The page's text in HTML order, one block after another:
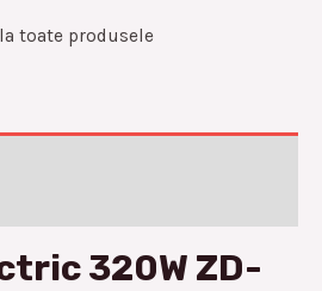
toate produsele
320W ZD-